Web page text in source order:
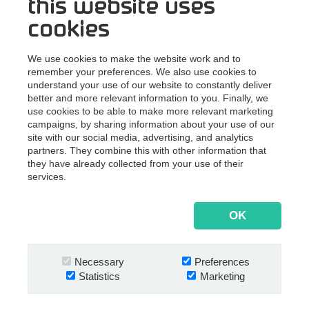
this website uses
cookies
We use cookies to make the website work and to
remember your preferences. We also use cookies to
understand your use of our website to constantly deliver
better and more relevant information to you. Finally, we
use cookies to be able to make more relevant marketing
campaigns, by sharing information about your use of our
site with our social media, advertising, and analytics
partners. They combine this with other information that
they have already collected from your use of their
services.
OK
Necessary
Preferences
Statistics
Marketing
eller ERP/CRM-systemer og samtidig har forståelse for
samt interesse i de administrative processer i en større
Du er ikke udvikler – men du elsker struktur, og du er
teknisk nysgerrig, analytisk og logisk tænkende. Vi
lægger stor vægt på, at du er en stærk gatekeeper for
dokumentationsdisciplin, kvalitet og governance. Du
forstår nemt forretningslogik og kan håndtere og formidle
komplekse – og til tider abstrakte - problemstillinger til
både udviklere, forretningsspecialister og kunder.
Som en del af en international organisation får du
80 lande. Det er derfor nødvendigt, at du behersker
Dit bidrag betyder virkelig noget –